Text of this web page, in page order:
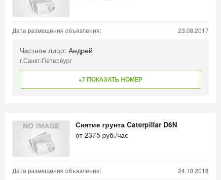
Дата размещения объявления: 23.08.2017
Частное лицо: Андрей
г.Санкт-Петербург
+7 ПОКАЗАТЬ НОМЕР
Снятие грунта Caterpillar D6N
от2375 руб./час
Дата размещения объявления: 24.10.2018